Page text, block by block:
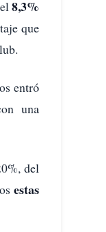
8,3%
que
entró
una
del
estas